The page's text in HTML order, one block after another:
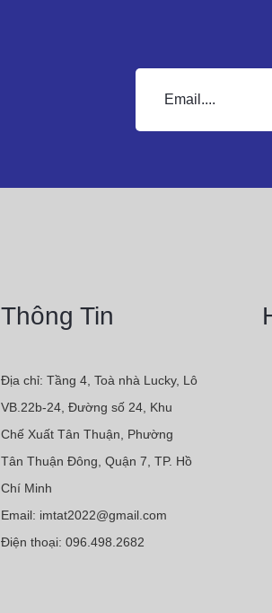
Thông Tin
Địa chỉ: Tầng 4, Toà nhà Lucky, Lô
VB.22b-24, Đường số 24, Khu
Chế Xuất Tân Thuận, Phường
Tân Thuận Đông, Quận 7, TP. Hồ
Chí Minh
Email: imtat2022@gmail.com
Điện thoại: 096.498.2682